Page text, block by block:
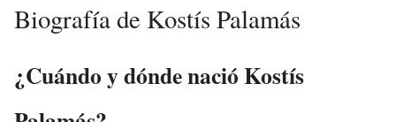
Biografía de Kostís Palamás
¿Cuándo y dónde nació Kostís